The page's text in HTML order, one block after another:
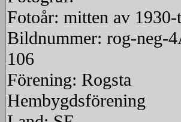
Fotoår: mitten av 1930-
Bildnummer: rog-neg-
106
Förening: Rogsta
Hembygdsförening